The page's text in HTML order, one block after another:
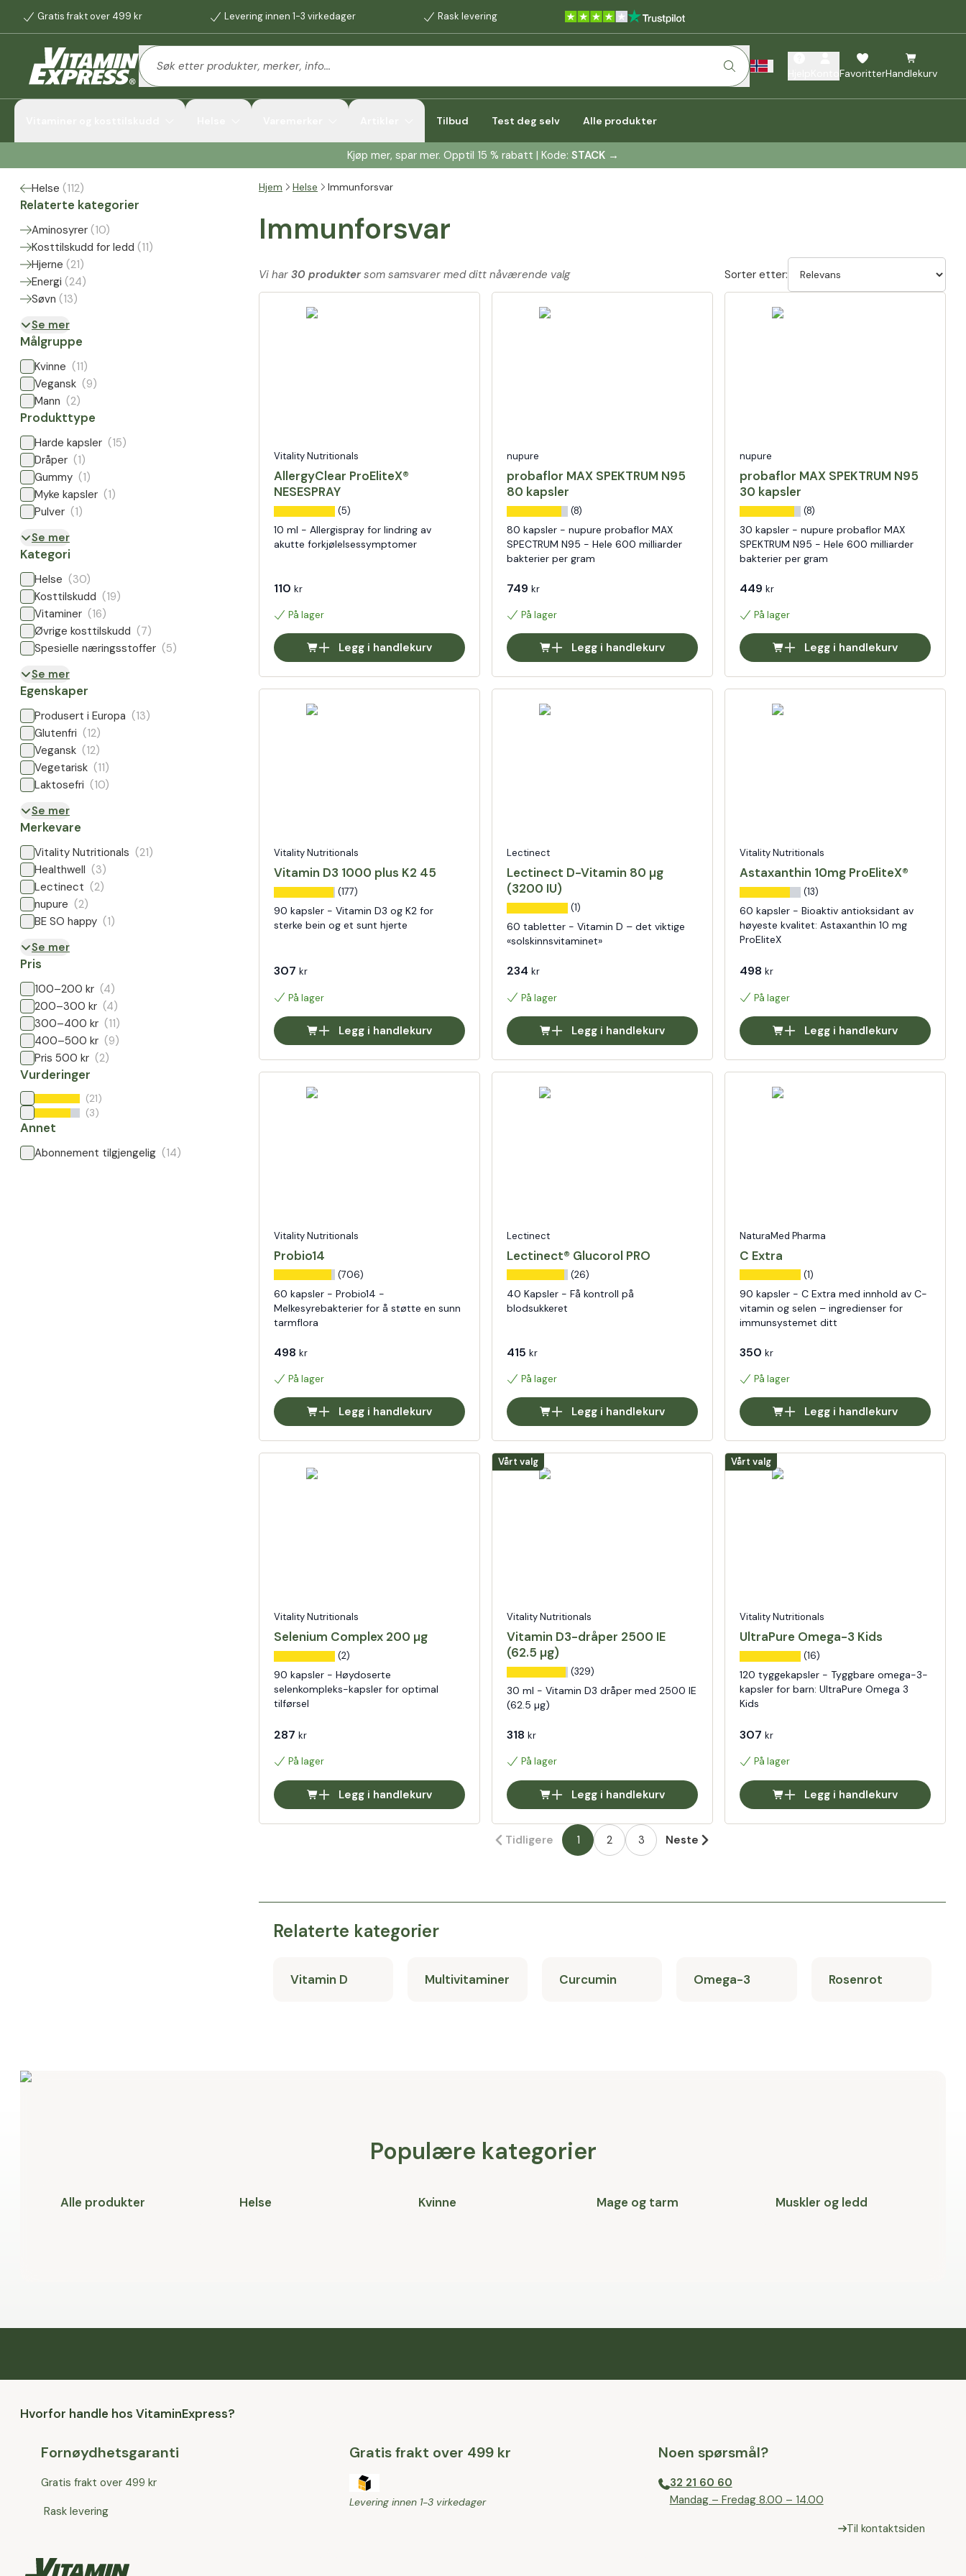
Gratis frakt over 499 kr Levering innen 1-3 virkedager Rask levering
FavoritterHandlekurv
Tilbud Test deg selv Alle produkter
Kjøp mer, spar mer. Opptil 15 % rabatt | Kode: STACK →
Helse (112)
Relaterte kategorier
Aminosyrer (10)
Kosttilskudd for ledd (11)
Hjerne (21)
Energi (24)
Søvn (13)
Se mer
Målgruppe
Kvinne (11)
Vegansk (9)
Mann (2)
Produkttype
Harde kapsler (15)
Dråper (1)
Gummy (1)
Myke kapsler (1)
Pulver (1)
Se mer
Kategori
Helse (30)
Kosttilskudd (19)
Vitaminer (16)
Øvrige kosttilskudd (7)
Spesielle næringsstoffer (5)
Se mer
Egenskaper
Produsert i Europa (13)
Glutenfri (12)
Vegansk (12)
Vegetarisk (11)
Laktosefri (10)
Se mer
Merkevare
Vitality Nutritionals (21)
Healthwell (3)
Lectinect (2)
nupure (2)
BE SO happy (1)
Se mer
Pris
100–200 kr (4)
200–300 kr (4)
300–400 kr (11)
400–500 kr (9)
Pris 500 kr (2)
Vurderinger
(21)
(3)
Annet
Abonnement tilgjengelig (14)
Hjem Helse Immunforsvar
Immunforsvar
Vi har 30 produktersom samsvarer med ditt nåværende valg Sorter etter:
Vitality Nutritionals
AllergyClear ProEliteX®
NESESPRAY
(5)
10 ml - Allergispray for lindring av
akutte forkjølelsessymptomer
110 kr
På lager
Legg i handlekurv
nupure
probaflor MAX SPEKTRUM N95
80 kapsler
(8)
80 kapsler - nupure probaflor MAX
SPECTRUM N95 - Hele 600 milliarder
bakterier per gram
749 kr
På lager
Legg i handlekurv
nupure
probaflor MAX SPEKTRUM N95
30 kapsler
(8)
30 kapsler - nupure probaflor MAX
SPEKTRUM N95 - Hele 600 milliarder
bakterier per gram
449 kr
På lager
Legg i handlekurv
Vitality Nutritionals
Vitamin D3 1000 plus K2 45
(177)
90 kapsler - Vitamin D3 og K2 for
sterke bein og et sunt hjerte
307 kr
På lager
Legg i handlekurv
Lectinect
Lectinect D-Vitamin 80 µg
(3200 IU)
(1)
60 tabletter - Vitamin D – det viktige
«solskinnsvitaminet»
234 kr
På lager
Legg i handlekurv
Vitality Nutritionals
Astaxanthin 10mg ProEliteX®
(13)
60 kapsler - Bioaktiv antioksidant av
høyeste kvalitet: Astaxanthin 10 mg
ProEliteX
498 kr
På lager
Legg i handlekurv
Vitality Nutritionals
Probio14
(706)
60 kapsler - Probio14 -
Melkesyrebakterier for å støtte en sunn
tarmflora
498 kr
På lager
Legg i handlekurv
Lectinect
Lectinect® Glucorol PRO
(26)
40 Kapsler - Få kontroll på
blodsukkeret
415 kr
På lager
Legg i handlekurv
NaturaMed Pharma
C Extra
(1)
90 kapsler - C Extra med innhold av C-
vitamin og selen – ingredienser for
immunsystemet ditt
350 kr
På lager
Legg i handlekurv
Vitality Nutritionals
Selenium Complex 200 µg
(2)
90 kapsler - Høydoserte
selenkompleks-kapsler for optimal
tilførsel
287 kr
På lager
Legg i handlekurv
Vårt valg
Vitality Nutritionals
Vitamin D3-dråper 2500 IE
(62.5 µg)
(329)
30 ml - Vitamin D3 dråper med 2500 IE
(62.5 µg)
318 kr
På lager
Legg i handlekurv
Vårt valg
Vitality Nutritionals
UltraPure Omega-3 Kids
(16)
120 tyggekapsler - Tyggbare omega-3-
kapsler for barn: UltraPure Omega 3
Kids
307 kr
På lager
Legg i handlekurv
Tidligere 1 2 3 Neste
Relaterte kategorier
Vitamin D Multivitaminer Curcumin Omega-3 Rosenrot
Populære kategorier
Alle produkter Helse Kvinne Mage og tarm Muskler og ledd
Hvorfor handle hos VitaminExpress?
Fornøydhetsgaranti
Gratis frakt over 499 kr
Rask levering
Gratis frakt over 499 kr
Levering innen 1-3 virkedager
Noen spørsmål?
32 21 60 60
⁠Mandag – Fredag 8.00 – 14.00
Til kontaktsiden